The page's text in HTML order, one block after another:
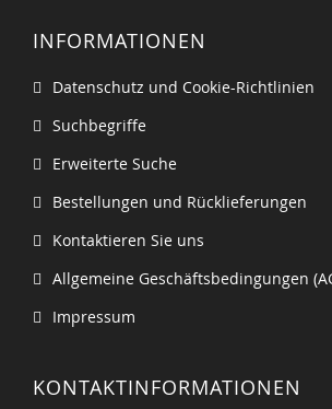
INFORMATIONEN
Datenschutz und Cookie-Richtlinien
Suchbegriffe
Erweiterte Suche
Bestellungen und Rücklieferungen
Kontaktieren Sie uns
Allgemeine Geschäftsbedingungen
Impressum
KONTAKTINFORMATIONEN